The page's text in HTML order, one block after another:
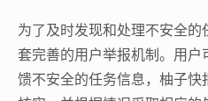
为了及时发现和处理不安全
套完善的用户举报机制。用户
馈不安全的任务信息，柚子